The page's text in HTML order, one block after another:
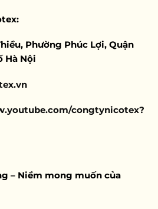
Phường Phúc Lợi, Quận
Hà Nội
congtynicotex?
– Niềm mong muốn của